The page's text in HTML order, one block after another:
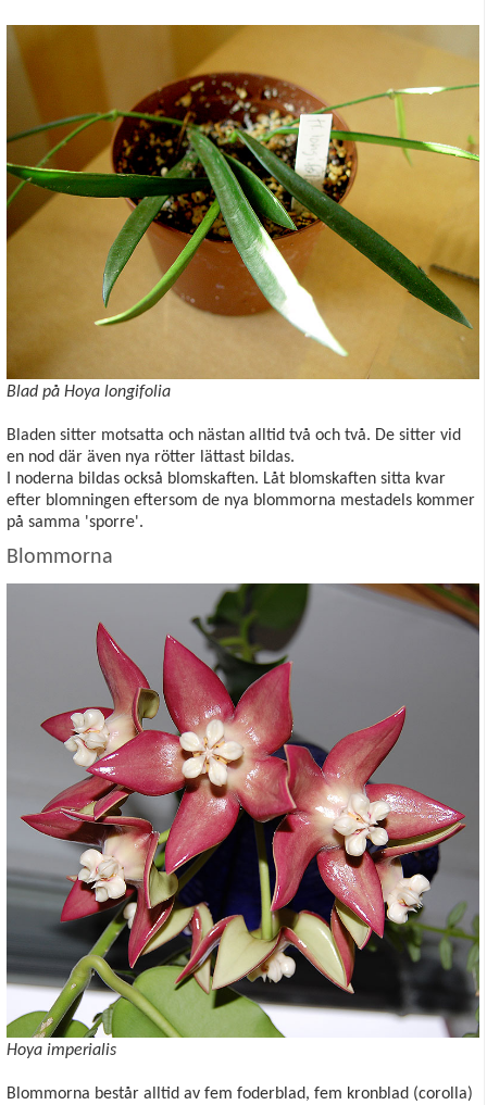
Blad på Hoya longifolia
Bladen sitter motsatta och nästan alltid två och två. De sitter vid
en nod där även nya rötter lättast bildas.
I noderna bildas också blomskaften. Låt blomskaften sitta kvar
efter blomningen eftersom de nya blommorna mestadels kommer
på samma 'sporre'.
Blommorna
Hoya imperialis
Blommorna består alltid av fem foderblad, fem kronblad (corolla)